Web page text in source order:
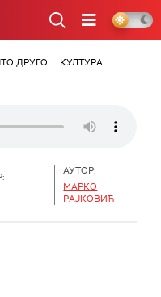
ДРУГО
КУЛТУРА
АУТОР:
МАРКО
РАЈКОВИЋ